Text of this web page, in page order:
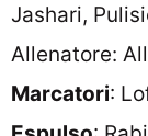
Jashari,
Allenatore:
Marcatori: